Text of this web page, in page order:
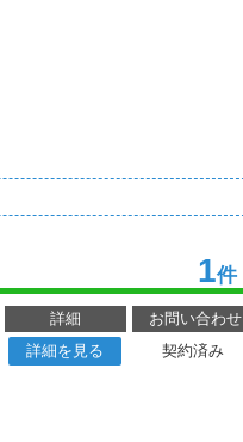
1件
詳細
お問い合わせ
詳細を見る
契約済み